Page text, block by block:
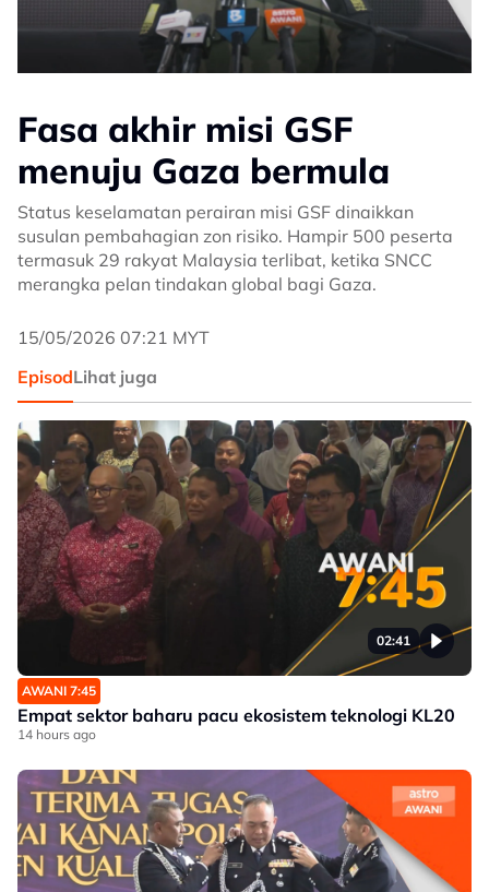
Fasa akhir misi GSF
menuju Gaza bermula
Status keselamatan perairan misi GSF dinaikkan
susulan pembahagian zon risiko. Hampir 500 peserta
termasuk 29 rakyat Malaysia terlibat, ketika SNCC
merangka pelan tindakan global bagi Gaza.
15/05/2026 07:21 MYT
EpisodLihat juga
02:41
AWANI 7:45
Empat sektor baharu pacu ekosistem teknologi KL20
14 hours ago